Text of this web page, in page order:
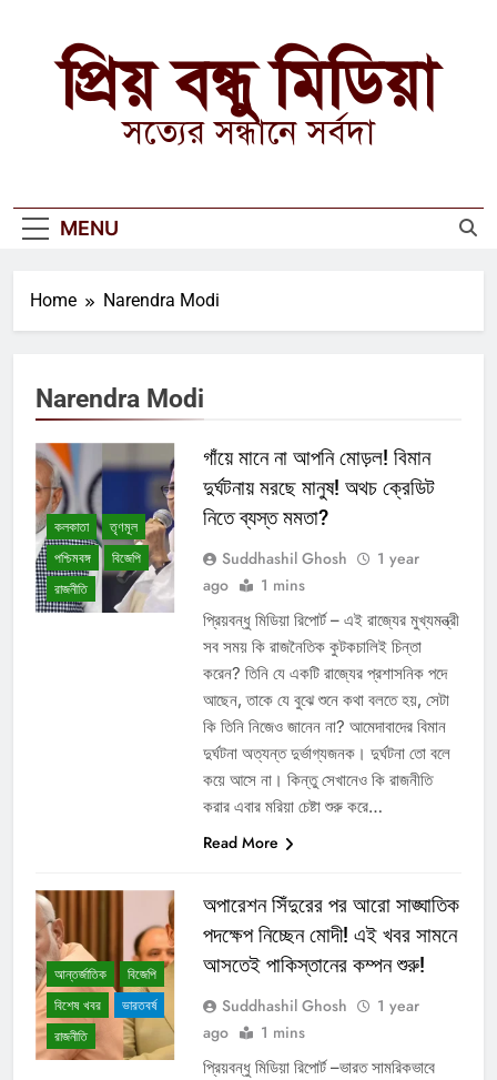
contentপ্রিয় বন্ধু মিডিয়া
সত্যের সন্ধানে সর্বদা
MENU
Home Narendra Modi
Narendra Modi
কলকাতা
তৃণমূল
পশ্চিমবঙ্গ
বিজেপি
রাজনীতি
গাঁয়ে মানে না আপনি মোড়ল! বিমান
দুর্ঘটনায় মরছে মানুষ! অথচ ক্রেডিট
নিতে ব্যস্ত মমতা?
Suddhashil Ghosh
1 year
ago
1 mins
প্রিয়বন্ধু মিডিয়া রিপোর্ট – এই রাজ্যের মুখ্যমন্ত্রী
সব সময় কি রাজনৈতিক কুটকচালিই চিন্তা
করেন? তিনি যে একটি রাজ্যের প্রশাসনিক পদে
আছেন, তাকে যে বুঝে শুনে কথা বলতে হয়, সেটা
কি তিনি নিজেও জানেন না? আমেদাবাদের বিমান
দুর্ঘটনা অত্যন্ত দুর্ভাগ্যজনক। দুর্ঘটনা তো বলে
কয়ে আসে না। কিন্তু সেখানেও কি রাজনীতি
করার এবার মরিয়া চেষ্টা শুরু করে…
Read More
আন্তর্জাতিক
বিজেপি
বিশেষ খবর
ভারতবর্ষ
রাজনীতি
অপারেশন সিঁদুরের পর আরো সাঙ্ঘাতিক
পদক্ষেপ নিচ্ছেন মোদী! এই খবর সামনে
আসতেই পাকিস্তানের কম্পন শুরু!
Suddhashil Ghosh
1 year
ago
1 mins
প্রিয়বন্ধু মিডিয়া রিপোর্ট –ভারত সামরিকভাবে